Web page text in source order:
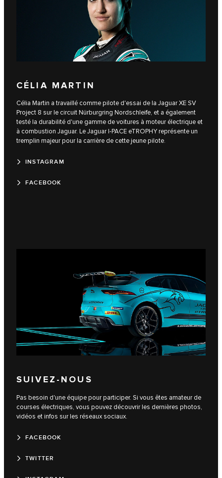
CÉLIA MARTIN
Célia Martin a travaillé comme pilote d'essai de la Jaguar XE SV
Project 8 sur le circuit Nürburgring Nordschleife, et a également
testé la durabilité d'une gamme de voitures à moteur électrique et
à combustion Jaguar. Le Jaguar I‑PACE eTROPHY représente un
tremplin majeur pour la carrière de cette jeune pilote.
INSTAGRAM
FACEBOOK
SUIVEZ-NOUS
Pas besoin d'une équipe pour participer. Si vous êtes amateur de
courses électriques, vous pouvez découvrir les dernières photos,
vidéos et infos sur les réseaux sociaux.
FACEBOOK
TWITTER